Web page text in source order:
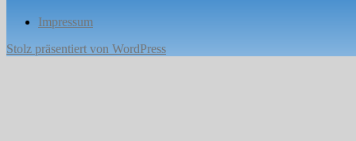
Impressum
Stolz präsentiert von WordPress